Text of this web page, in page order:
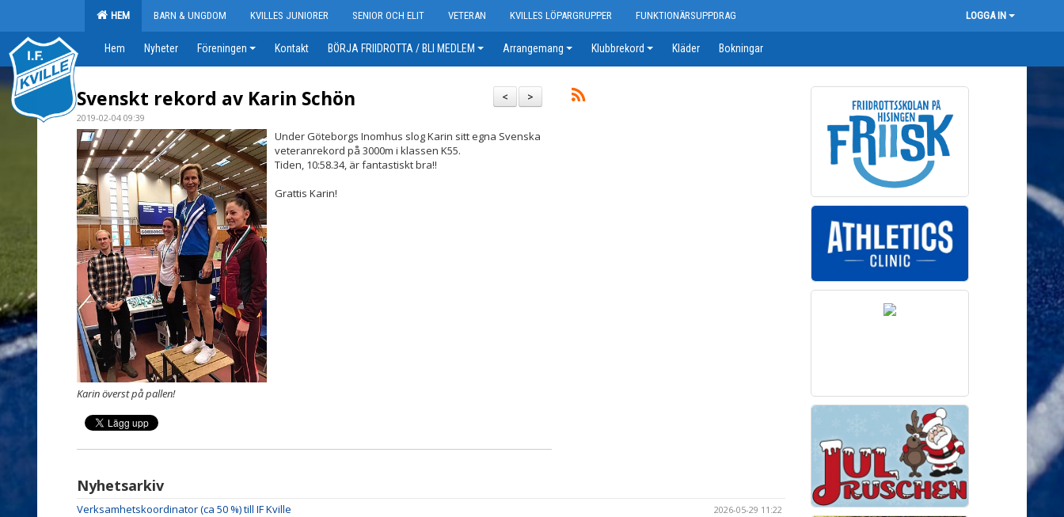
HEM BARN & UNGDOM KVILLES JUNIORER SENIOR OCH ELIT VETERAN KVILLES LÖPARGRUPPER FUNKTIONÄRSUPPDRAG LOGGA IN
Hem Nyheter Föreningen Kontakt BÖRJA FRIIDROTTA / BLI MEDLEM Arrangemang Klubbrekord Kläder Bokningar
>
<
Svenskt rekord av Karin Schön
2019-02-04 09:39
Karin överst på pallen!
Under Göteborgs Inomhus slog Karin sitt egna Svenska
veteranrekord på 3000m i klassen K55.
Tiden, 10:58.34, är fantastiskt bra!!
Grattis Karin!
Nyhetsarkiv
Verksamhetskoordinator (ca 50 %) till IF Kville 2026-05-29 11:22